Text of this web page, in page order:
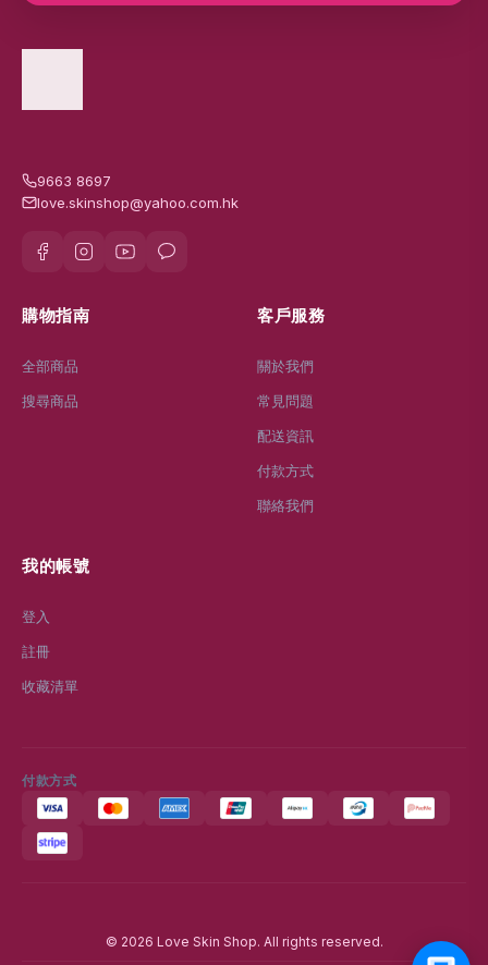
9663 8697
love.skinshop@yahoo.com.hk
購物指南
全部商品
搜尋商品
客戶服務
關於我們
常見問題
配送資訊
付款方式
聯絡我們
我的帳號
登入
註冊
收藏清單
付款方式
© 2026 Love Skin Shop. All rights reserved.